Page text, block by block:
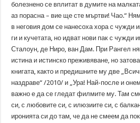
болезнено се вплитат в думите на
аз порасна – вие ще сте мъртви! Чао.“
в неговия дом се нанесоха хора с чужди
ги и кучетата, но идват нови пак с чужди
Сталоун, де Ниро, ван Дам. При Рангел
истина и истинско преживяване, но
книгата, както и предишните му две
наздраве“ /2010/ и „Ура! Най-после и
важно е да се гледат филмите му. Там
си, с любовите си, с илюзиите си, с
иронията си до там, че да не смеем да